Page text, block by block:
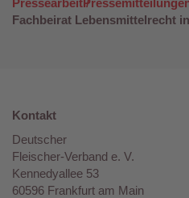
Fachbeirat Lebensmittelrecht
Kontakt
Deutscher
Fleischer-Verband e. V.
Kennedyallee 53
60596 Frankfurt am Main